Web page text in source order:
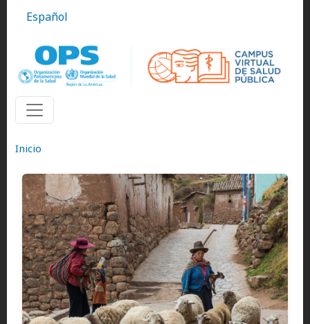
Español
Inicio